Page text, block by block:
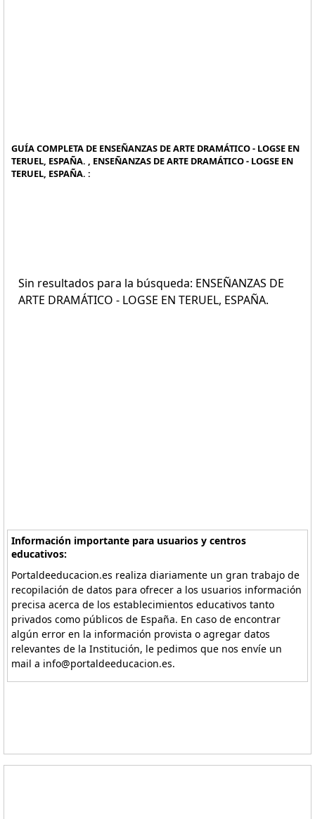
GUÍA COMPLETA DE ENSEÑANZAS DE ARTE DRAMÁTICO - LOGSE EN
TERUEL, ESPAÑA. , ENSEÑANZAS DE ARTE DRAMÁTICO - LOGSE EN
TERUEL, ESPAÑA. :
Sin resultados para la búsqueda: ENSEÑANZAS DE
ARTE DRAMÁTICO - LOGSE EN TERUEL, ESPAÑA.
Información importante para usuarios y centros
educativos:
Portaldeeducacion.es realiza diariamente un gran trabajo de
recopilación de datos para ofrecer a los usuarios información
precisa acerca de los establecimientos educativos tanto
privados como públicos de España. En caso de encontrar
algún error en la información provista o agregar datos
relevantes de la Institución, le pedimos que nos envíe un
mail a info@portaldeeducacion.es.